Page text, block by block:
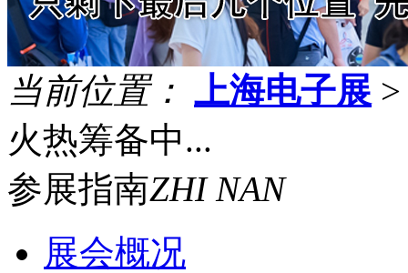
当前位置： 上海电子展
火热筹备中...
参展指南ZHI NAN
展会概况